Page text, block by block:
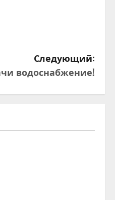
Следующий:
водоснабжение!